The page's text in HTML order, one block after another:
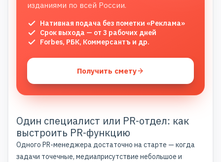
изданиями по всей России.
Нативная подача без пометки «Реклама»
Срок выхода — от 3 рабочих дней
Forbes, РБК, Коммерсантъ и др.
Получить смету
Один специалист или PR-отдел: как
выстроить PR-функцию
Одного PR-менеджера достаточно на старте — когда
задачи точечные, медиаприсутствие небольшое и